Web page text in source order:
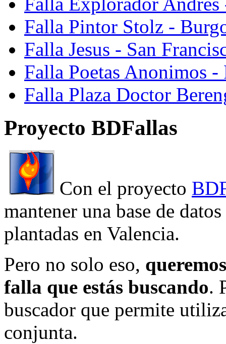
Falla Pintor Stolz -
Falla Jesus - San
Falla Poetas Anonimos
Falla Plaza Doctor
Proyecto BDFallas
Con el proyecto
mantener una base de
plantadas en Valencia.
Pero no solo eso,
falla que estás buscando.
buscador que permite
conjunta.